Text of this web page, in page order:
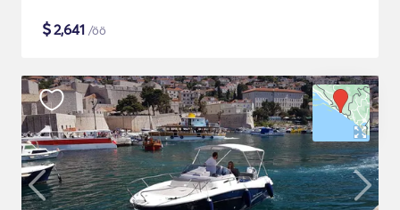
$2,641 /öö